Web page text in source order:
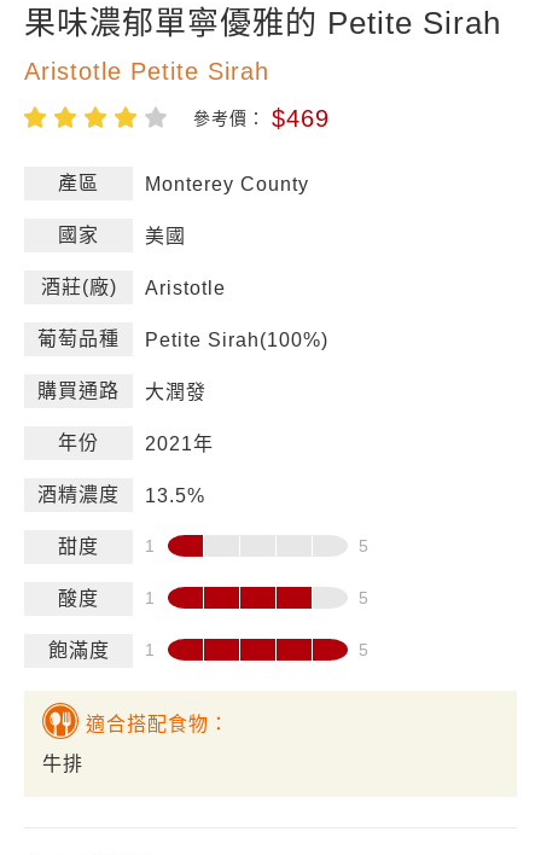
果味濃郁單寧優雅的 Petite Sirah
Aristotle Petite Sirah
參考價： $469
產區 Monterey County
國家 美國
酒莊(廠) Aristotle
葡萄品種 Petite Sirah(100%)
購買通路 大潤發
年份 2021年
酒精濃度 13.5%
甜度
酸度
飽滿度
適合搭配食物：
牛排